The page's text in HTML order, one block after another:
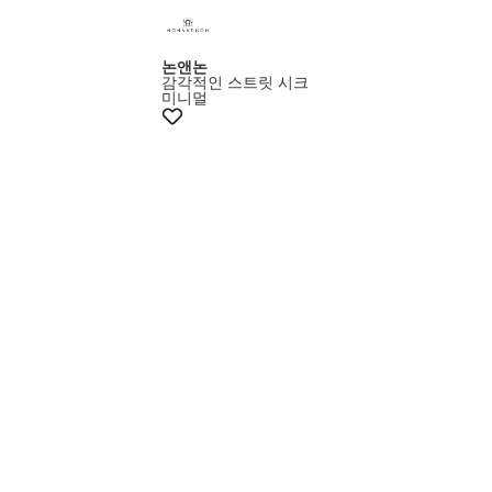
논앤논
감각적인 스트릿 시크
미니멀